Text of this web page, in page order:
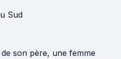
Sud
son père, une femme